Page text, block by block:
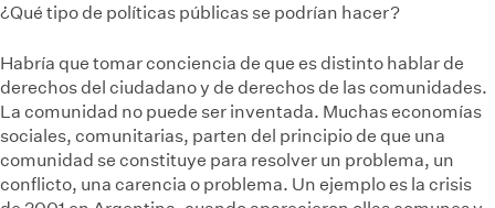
¿Qué tipo de políticas públicas se podrían hacer?
Habría que tomar conciencia de que es distinto hablar de
derechos del ciudadano y de derechos de las comunidades.
La comunidad no puede ser inventada. Muchas economías
sociales, comunitarias, parten del principio de que una
comunidad se constituye para resolver un problema, un
conflicto, una carencia o problema. Un ejemplo es la crisis